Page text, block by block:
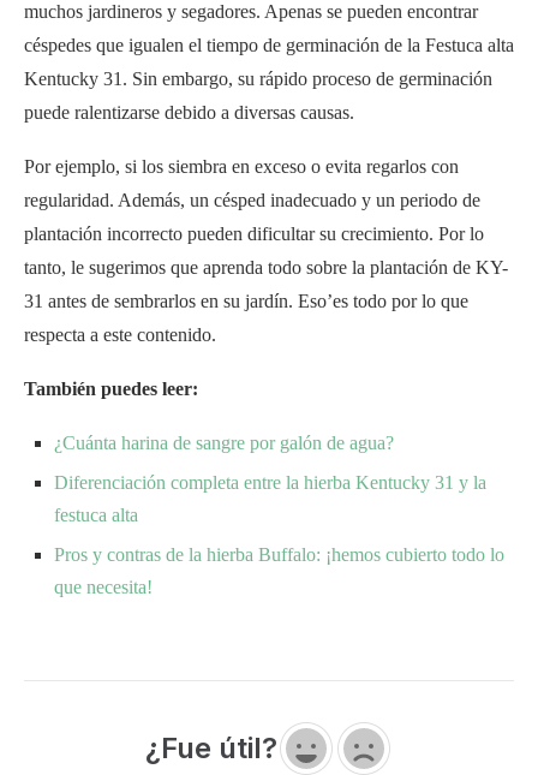
muchos jardineros y segadores. Apenas se pueden encontrar
céspedes que igualen el tiempo de germinación de la Festuca alta
Kentucky 31. Sin embargo, su rápido proceso de germinación
puede ralentizarse debido a diversas causas.
Por ejemplo, si los siembra en exceso o evita regarlos con
regularidad. Además, un césped inadecuado y un periodo de
plantación incorrecto pueden dificultar su crecimiento. Por lo
tanto, le sugerimos que aprenda todo sobre la plantación de KY-
31 antes de sembrarlos en su jardín. Eso’es todo por lo que
respecta a este contenido.
También puedes leer:
¿Cuánta harina de sangre por galón de agua?
Diferenciación completa entre la hierba Kentucky 31 y la
festuca alta
Pros y contras de la hierba Buffalo: ¡hemos cubierto todo lo
que necesita!
¿Fue útil?